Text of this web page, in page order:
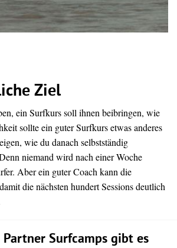
Ziel
ein Surfkurs soll ihnen beibringen, wie
sollte ein guter Surfkurs etwas anderes
wie du danach selbstständig
niemand wird nach einer Woche
Aber ein guter Coach kann die
die nächsten hundert Sessions deutlich
Partner Surfcamps gibt es